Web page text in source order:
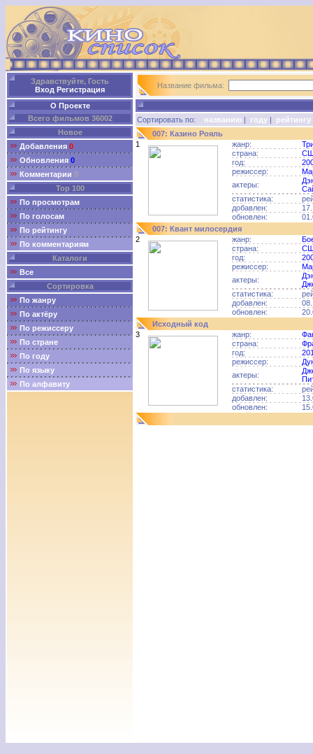
Здравствуйте, Гость
Вход Регистрация
О Проекте
Всего фильмов 36002
Новое
Добавления 0
Обновления 0
Комментарии 0
Top 100
По просмотрам
По голосам
По рейтингу
По комментариям
Каталоги
Все
Сортировка
По жанру
По актёру
По режиссеру
По стране
По году
По языку
По алфавиту
Название фильма:
Сортировать по: названию | году | рейтингу
007: Казино Рояль
1
жанр:
страна:
год:
режиссер:
актеры:
статистика:
добавлен:
обновлен:
007: Квант милосердия
2
жанр:
страна:
год:
режиссер:
актеры:
статистика:
добавлен:
обновлен:
Исходный код
3
жанр:
страна:
год:
режиссер:
актеры:
статистика:
добавлен:
обновлен: